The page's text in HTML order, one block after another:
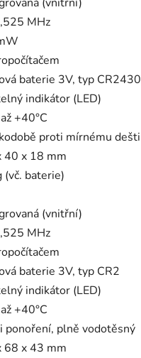
MHz
baterie 3V, typ CR2430
indikátor (LED)
+40°C
proti mírnému dešti
40 x 18 mm
(vč. baterie)
(vnitřní)
MHz
baterie 3V, typ CR2
indikátor (LED)
+40°C
ponoření, plně vodotěsný
68 x 43 mm